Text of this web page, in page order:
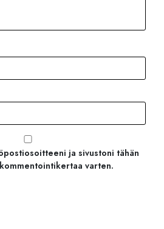
ja sivustoni tähän
varten.